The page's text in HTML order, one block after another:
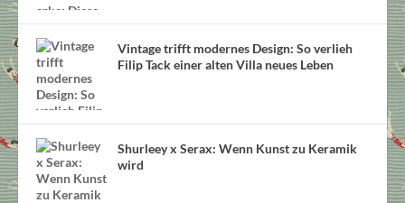
Vintage trifft modernes Design: So verlieh
Filip Tack einer alten Villa neues Leben
Shurleey x Serax: Wenn Kunst zu Keramik
wird